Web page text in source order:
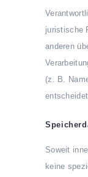
juristische
anderen
(z. B.
Soweit
keine